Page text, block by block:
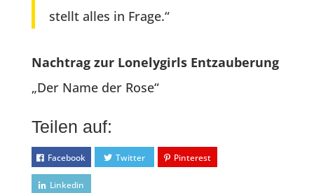
stellt alles in Frage.“
Nachtrag zur Lonelygirls Entzauberung
„Der Name der Rose“
Teilen auf:
Facebook Twitter Pinterest
Linkedin